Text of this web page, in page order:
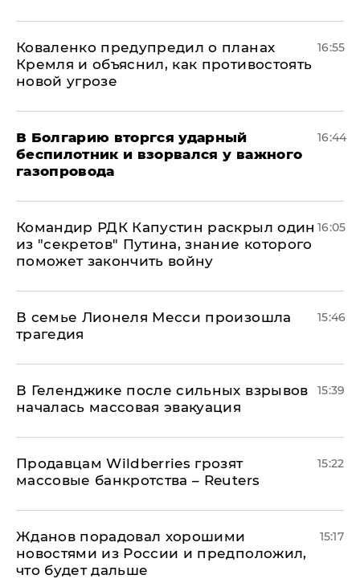
Коваленко предупредил о планах
Кремля и объяснил, как противостоять
новой угрозе
16:55
В Болгарию вторгся ударный
беспилотник и взорвался у важного
газопровода
16:44
Командир РДК Капустин раскрыл один
из "секретов" Путина, знание которого
поможет закончить войну
16:05
В семье Лионеля Месси произошла
трагедия
15:46
В Геленджике после сильных взрывов
началась массовая эвакуация
15:39
Продавцам Wildberries грозят
массовые банкротства – Reuters
15:22
Жданов порадовал хорошими
новостями из России и предположил,
что будет дальше
15:17